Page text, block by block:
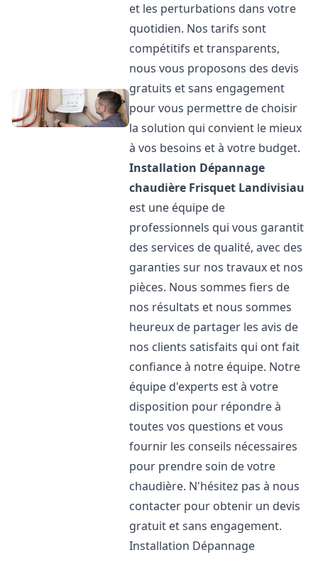
et les perturbations dans votre
quotidien. Nos tarifs sont
compétitifs et transparents,
nous vous proposons des devis
gratuits et sans engagement
pour vous permettre de choisir
la solution qui convient le mieux
à vos besoins et à votre budget.
Installation Dépannage
chaudière Frisquet Landivisiau
est une équipe de
professionnels qui vous garantit
des services de qualité, avec des
garanties sur nos travaux et nos
pièces. Nous sommes fiers de
nos résultats et nous sommes
heureux de partager les avis de
nos clients satisfaits qui ont fait
confiance à notre équipe. Notre
équipe d'experts est à votre
disposition pour répondre à
toutes vos questions et vous
fournir les conseils nécessaires
pour prendre soin de votre
chaudière. N'hésitez pas à nous
contacter pour obtenir un devis
gratuit et sans engagement.
Installation Dépannage